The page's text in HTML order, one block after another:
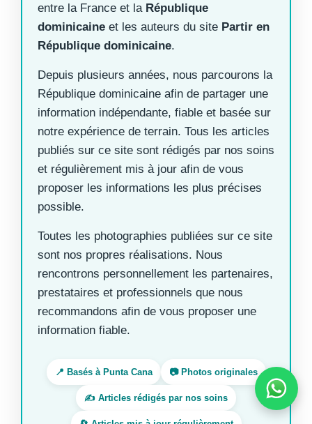
entre la France et la République
dominicaine et les auteurs du site Partir en
République dominicaine.
Depuis plusieurs années, nous parcourons la
République dominicaine afin de partager une
information indépendante, fiable et basée sur
notre expérience de terrain. Tous les articles
publiés sur ce site sont rédigés par nos soins
et régulièrement mis à jour afin de vous
proposer les informations les plus précises
possible.
Toutes les photographies publiées sur ce site
sont nos propres réalisations. Nous
rencontrons personnellement les partenaires,
prestataires et professionnels que nous
recommandons afin de vous proposer une
information fiable.
📍 Basés à Punta Cana 📷 Photos originales
✍️ Articles rédigés par nos soins